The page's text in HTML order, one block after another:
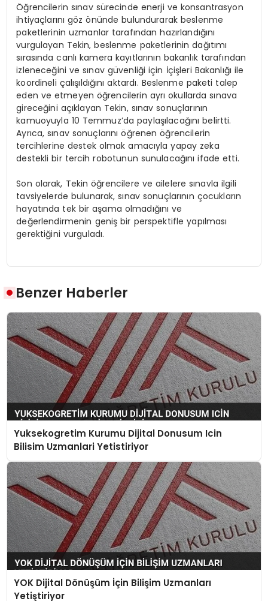
Öğrencilerin sınav sürecinde enerji ve konsantrasyon
ihtiyaçlarını göz önünde bulundurarak beslenme
paketlerinin uzmanlar tarafından hazırlandığını
vurgulayan Tekin, beslenme paketlerinin dağıtımı
sırasında canlı kamera kayıtlarının bakanlık tarafından
izleneceğini ve sınav güvenliği için İçişleri Bakanlığı ile
koordineli çalışıldığını aktardı. Beslenme paketi talep
eden ve etmeyen öğrencilerin ayrı okullarda sınava
gireceğini açıklayan Tekin, sınav sonuçlarının
kamuoyuyla 10 Temmuz’da paylaşılacağını belirtti.
Ayrıca, sınav sonuçlarını öğrenen öğrencilerin
tercihlerine destek olmak amacıyla yapay zeka
destekli bir tercih robotunun sunulacağını ifade etti.
Son olarak, Tekin öğrencilere ve ailelere sınavla ilgili
tavsiyelerde bulunarak, sınav sonuçlarının çocukların
hayatında tek bir aşama olmadığını ve
değerlendirmenin geniş bir perspektifle yapılması
gerektiğini vurguladı.
Benzer Haberler
Yuksekogretim Kurumu Dijital Donusum Icin
Bilisim Uzmanlari Yetistiriyor
YOK Dijital Dönüşüm İçin Bilişim Uzmanları
Yetiştiriyor